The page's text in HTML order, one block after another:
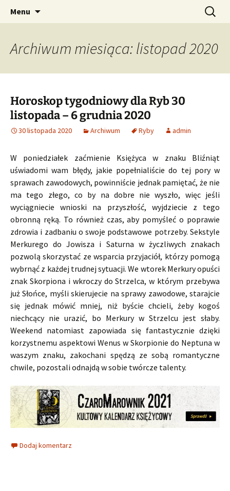
CzaroMarowy horoskop
dzienny, miesięczny i
tygodniowy
Profesjonalne przepowiednie astrologiczne
Menu Szukaj:
Archiwum miesiąca: listopad 2020
Horoskop tygodniowy dla Ryb 30
listopada – 6 grudnia 2020
30 listopada 2020 Archiwum Ryby admin
W poniedziałek zaćmienie Księżyca w znaku Bliźniąt
uświadomi wam błędy, jakie popełnialiście do tej pory w
sprawach zawodowych, powinniście jednak pamiętać, że nie
ma tego złego, co by na dobre nie wyszło, więc jeśli
wyciągniecie wnioski na przyszłość, wyjdziecie z tego
obronną ręką. To również czas, aby pomyśleć o poprawie
zdrowia i zadbaniu o swoje podstawowe potrzeby. Sekstyle
Merkurego do Jowisza i Saturna w życzliwych znakach
pozwolą skorzystać ze wsparcia przyjaciół, którzy pomogą
wybrnąć z każdej trudnej sytuacji. We wtorek Merkury opuści
znak Skorpiona i wkroczy do Strzelca, w którym przebywa
już Słońce, myśli skierujecie na sprawy zawodowe, starajcie
się jednak mówić mniej, niż byście chcieli, żeby kogoś
niechcący nie urazić, bo Merkury w Strzelcu jest słaby.
Weekend natomiast zapowiada się fantastycznie dzięki
korzystnemu aspektowi Wenus w Skorpionie do Neptuna w
waszym znaku, zakochani spędzą ze sobą romantyczne
chwile, pozostali odnajdą w sobie twórcze talenty.
Dodaj komentarz